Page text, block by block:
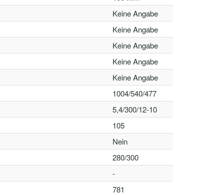
Keine Angabe
Keine Angabe
Keine Angabe
Keine Angabe
Keine Angabe
1004/540/477
5,4/300/12-10
105
Nein
280/300
-
781